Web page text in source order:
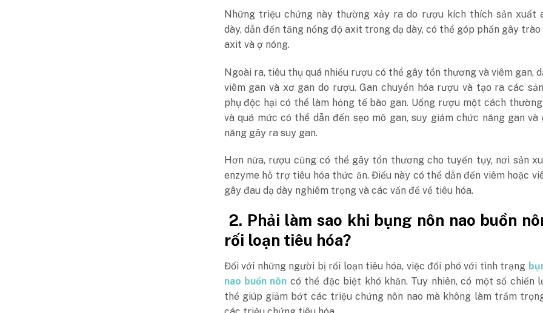
Những triệu chứng này thường xảy ra do rượu kích thích sản xuất
dày, dẫn đến tăng nồng độ axit trong dạ dày, có thể góp phần gây
axit và ợ nóng.
Ngoài ra, tiêu thụ quá nhiều rượu có thể gây tổn thương và viêm gan,
viêm gan và xơ gan do rượu. Gan chuyển hóa rượu và tạo ra các
phụ độc hại có thể làm hỏng tế bào gan. Uống rượu một cách
và quá mức có thể dẫn đến sẹo mô gan, suy giảm chức năng gan và
năng gây ra suy gan.
Hơn nữa, rượu cũng có thể gây tổn thương cho tuyến tụy, nơi sản
enzyme hỗ trợ tiêu hóa thức ăn. Điều này có thể dẫn đến viêm hoặc
gây đau dạ dày nghiêm trọng và các vấn đề về tiêu hóa.
2. Phải làm sao khi bụng nôn nao buồn
rối loạn tiêu hóa?
Đối với những người bị rối loạn tiêu hóa, việc đối phó với tình trạng
nao buồn nôn có thể đặc biệt khó khăn. Tuy nhiên, có một số chiến
thể giúp giảm bớt các triệu chứng nôn nao mà không làm trầm